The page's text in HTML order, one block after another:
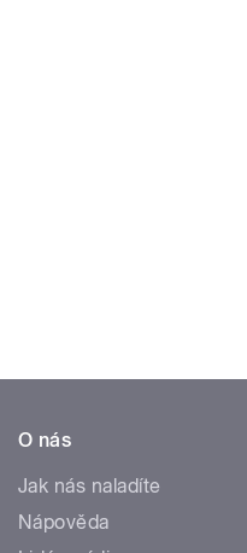
O nás
Jak nás naladíte
Nápověda